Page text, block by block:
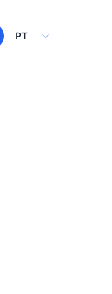
Select Language